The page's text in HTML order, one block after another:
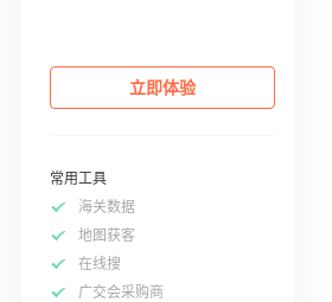
立即体验
常用工具
海关数据
地图获客
在线搜
广交会采购商